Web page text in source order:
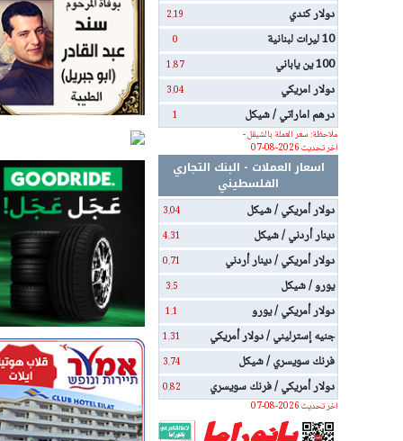
دولار كندي 2.19
10 ليرات لبنانية 0
100 ين ياباني 1.87
دولار امريكي 3.04
درهم اماراتي / شيكل
1
ملاحظة: سعر العملة بالشيقل -
اخر تحديث 2026-08-07
اسعار العملات - البنك التجاري
الفلسطيني
دولار أمريكي / شيكل
3.04
دينار أردني / شيكل 4.31
دولار أمريكي / دينار أردني 0.71
يورو / شيكل 3.5
دولار أمريكي / يورو 1.1
جنيه إسترليني / دولار أمريكي 1.31
فرنك سويسري / شيكل 3.74
دولار أمريكي / فرنك سويسري
0.82
اخر تحديث 2026-08-07